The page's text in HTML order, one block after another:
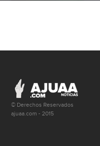
© Derechos Reservados
ajuaa.com - 2015